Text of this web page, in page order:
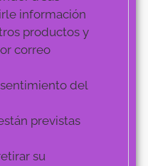
información
productos y
correo
del
previstas
su